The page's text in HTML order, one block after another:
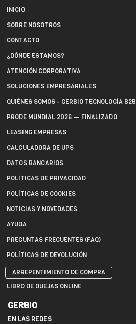
INICIO
SOBRE NOSOTROS
CONTACTO
¿DÓNDE ESTAMOS?
ATENCIÓN CORPORATIVA
SOLUCIONES EMPRESARIALES
QUIÉNES SOMOS - GERBIO TECNOLOGÍA B2B
PRODE MUNDIAL 2026 — FINALIZADO
LEASING EMPRESAS
CALCULADORA DE UPS
DATOS BANCARIOS
POLÍTICAS DE PRIVACIDAD
POLÍTICAS DE COOKIES
NOTICIAS Y NOVEDADES
AYUDA
PREGUNTAS FRECUENTES (FAQ)
POLÍTICAS DE DEVOLUCIÓN
ARREPENTIMIENTO DE COMPRA
LIBRO DE QUEJAS ONLINE
GERBIO
EN LAS REDES